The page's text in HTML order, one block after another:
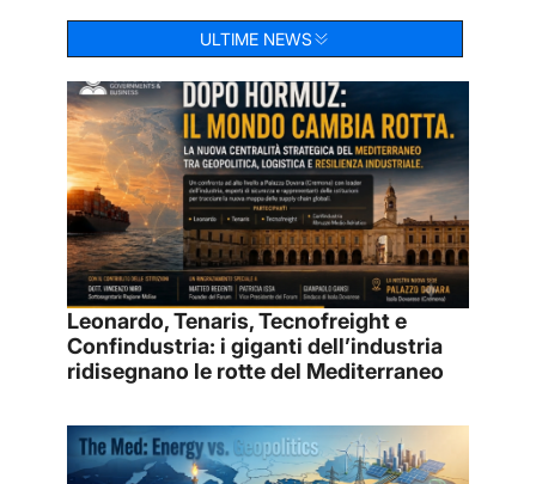
ULTIME NEWS
Leonardo, Tenaris, Tecnofreight e
Confindustria: i giganti dell’industria
ridisegnano le rotte del Mediterraneo